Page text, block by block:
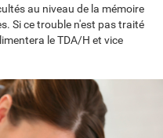
au niveau de la mémoire
Si ce trouble n'est pas traité
le TDA/H et vice